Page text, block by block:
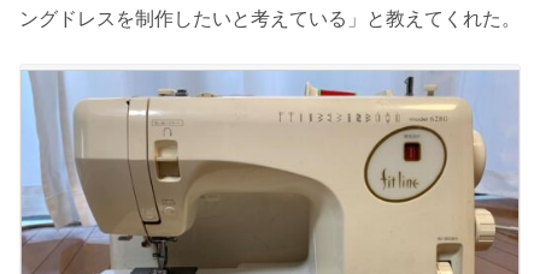
ングドレスを制作したいと考えている」と教えてくれた。